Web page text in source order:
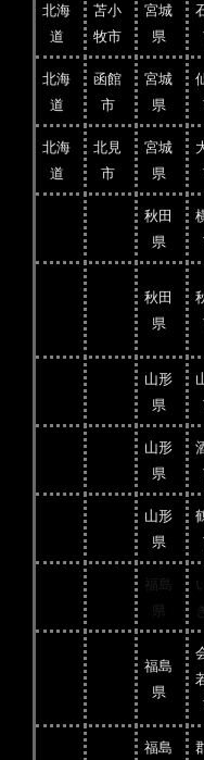
北海
道
苫小
牧市
宮城
県
北海
道
函館
市
宮城
県
北海
道
北見
市
宮城
県
秋田
県
秋田
県
山形
県
山形
県
山形
県
福島
福島
県
福島